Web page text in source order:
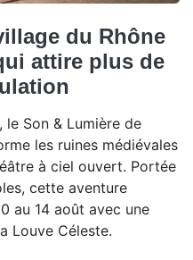
du Rhône
attire plus de
le Son & Lumière de
les ruines médiévales
à ciel ouvert. Portée
cette aventure
au 14 août avec une
Louve Céleste.